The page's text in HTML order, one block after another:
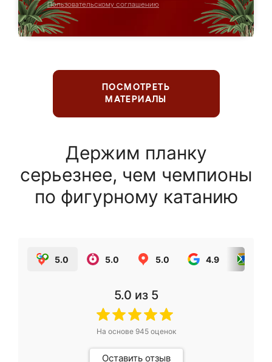
Пользовательскому соглашению
ПОСМОТРЕТЬ
МАТЕРИАЛЫ
Держим планку
серьезнее, чем чемпионы
по фигурному катанию
5.0 5.0 5.0 4.9
5.0 из 5
На основе 945оценок
Оставить отзыв